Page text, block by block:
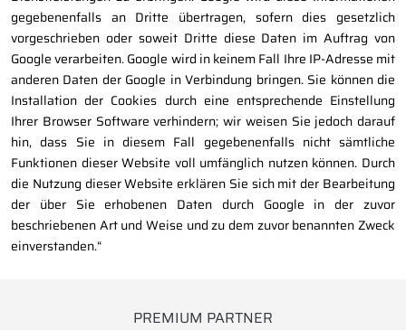
gegebenenfalls an Dritte übertragen, sofern dies gesetzlich
vorgeschrieben oder soweit Dritte diese Daten im Auftrag von
Google verarbeiten. Google wird in keinem Fall Ihre IP-Adresse mit
anderen Daten der Google in Verbindung bringen. Sie können die
Installation der Cookies durch eine entsprechende Einstellung
Ihrer Browser Software verhindern; wir weisen Sie jedoch darauf
hin, dass Sie in diesem Fall gegebenenfalls nicht sämtliche
Funktionen dieser Website voll umfänglich nutzen können. Durch
die Nutzung dieser Website erklären Sie sich mit der Bearbeitung
der über Sie erhobenen Daten durch Google in der zuvor
beschriebenen Art und Weise und zu dem zuvor benannten Zweck
einverstanden.“
PREMIUM PARTNER